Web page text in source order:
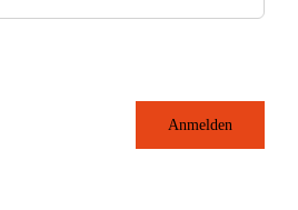
Anmelden